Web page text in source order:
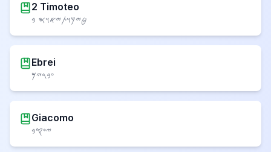
2 Timoteo
𐤈𐤉𐤌𐤅𐤕𐤉𐤀𐤅𐤎 𐤁
Ebrei
𐤏𐤁𐤓𐤉𐤌
Giacomo
𐤉𐤏𐤒𐤁